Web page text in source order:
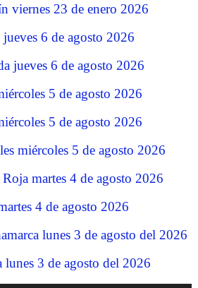
viernes 23 de enero 2026
6 de agosto 2026
jueves 6 de agosto 2026
5 de agosto 2026
5 de agosto 2026
miércoles 5 de agosto 2026
martes 4 de agosto 2026
4 de agosto 2026
lunes 3 de agosto del 2026
3 de agosto del 2026